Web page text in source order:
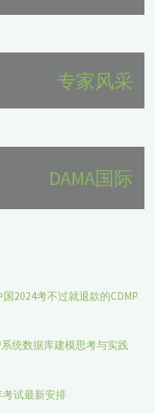
专家风采
DAMA国际
国2024考不过就退款的CDMP
系统数据库建模思考与实践
考试最新安排